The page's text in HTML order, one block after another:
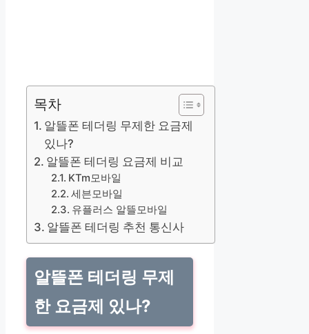
목차
알뜰폰 테더링 무제한 요금제
있나?
알뜰폰 테더링 요금제 비교
KTm모바일
세븐모바일
유플러스 알뜰모바일
알뜰폰 테더링 추천 통신사
알뜰폰 테더링 무제
한 요금제 있나?